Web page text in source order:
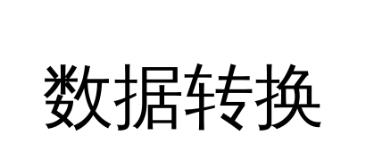
数据转换